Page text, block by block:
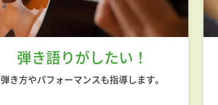
弾き語りがしたい！
弾き方やパフォーマンスも指導します。